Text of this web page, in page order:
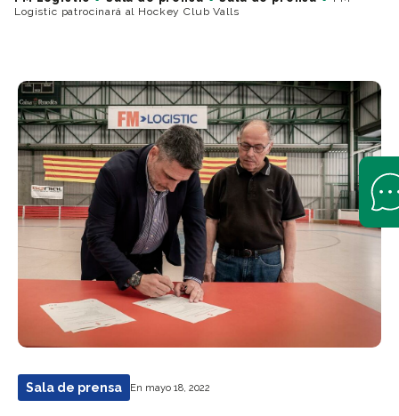
Logistic patrocinará al Hockey Club Valls
Sala de prensa En mayo 18, 2022